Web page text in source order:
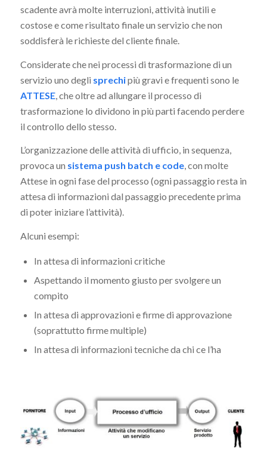
scadente avrà molte interruzioni, attività inutili e
costose e come risultato finale un servizio che non
soddisferà le richieste del cliente finale.
Considerate che nei processi di trasformazione di un
servizio uno degli sprechipiù gravi e frequenti sono le
ATTESE, che oltre ad allungare il processo di
trasformazione lo dividono in più parti facendo perdere
il controllo dello stesso.
L’organizzazione delle attività di ufficio, in sequenza,
provoca un sistema push batch e code, con molte
Attese in ogni fase del processo (ogni passaggio resta in
attesa di informazioni dal passaggio precedente prima
di poter iniziare l’attività).
Alcuni esempi:
In attesa di informazioni critiche
Aspettando il momento giusto per svolgere un
compito
In attesa di approvazioni e firme di approvazione
(soprattutto firme multiple)
In attesa di informazioni tecniche da chi ce l’ha